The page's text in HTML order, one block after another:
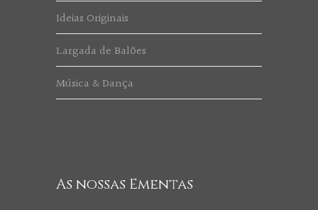
Ideias Originais
Largada de Balões
Música & Dança
As nossas Ementas